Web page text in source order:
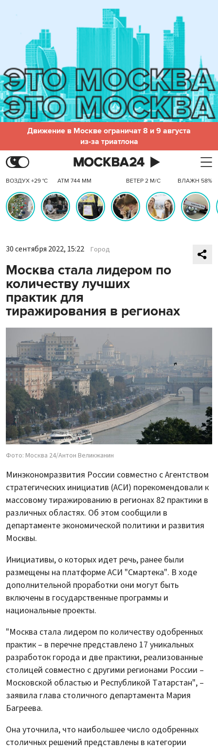
Движение в Москве ограничат 8 и 9 августа
из-за триатлона
ВОЗДУХ +29 °C АТМ 744 ММ ВЕТЕР 2 М/С ВЛАЖН 58%
30 сентября 2022, 15:22 Город
Москва стала лидером по
количеству лучших
практик для
тиражирования в регионах
Фото: Москва 24/Антон Великжанин
Минэкономразвития России совместно с Агентством
стратегических инициатив (АСИ) порекомендовали к
массовому тиражированию в регионах 82 практики в
различных областях. Об этом сообщили в
департаменте экономической политики и развития
Москвы.
Инициативы, о которых идет речь, ранее были
размещены на платформе АСИ "Смартека". В ходе
дополнительной проработки они могут быть
включены в государственные программы и
национальные проекты.
"Москва стала лидером по количеству одобренных
практик – в перечне представлено 17 уникальных
разработок города и две практики, реализованные
столицей совместно c другими регионами России –
Московской областью и Республикой Татарстан", –
заявила глава столичного департамента Мария
Багреева.
Она уточнила, что наибольшее число одобренных
столичных решений представлены в категории